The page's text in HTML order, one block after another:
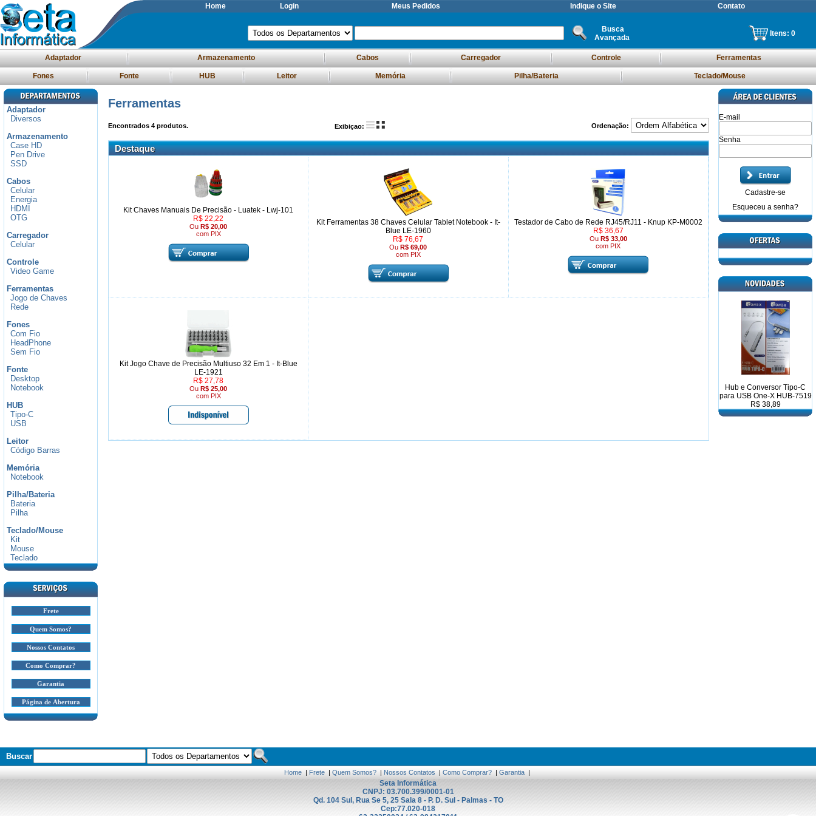
Home Login Meus Pedidos Indique o Site Contato
Busca
Avançada
Itens: 0
Adaptador Armazenamento Cabos Carregador Controle Ferramentas
Fones Fonte HUB Leitor Memória Pilha/Bateria Teclado/Mouse
Adaptador
Diversos
Armazenamento
Case HD
Pen Drive
SSD
Cabos
Celular
Energia
HDMI
OTG
Carregador
Celular
Controle
Video Game
Ferramentas
Jogo de Chaves
Rede
Fones
Com Fio
HeadPhone
Sem Fio
Fonte
Desktop
Notebook
HUB
Tipo-C
USB
Leitor
Código Barras
Memória
Notebook
Pilha/Bateria
Bateria
Pilha
Teclado/Mouse
Kit
Mouse
Teclado
Frete
Quem Somos?
Nossos Contatos
Como Comprar?
Garantia
Página de Abertura
Ferramentas
Encontrados 4 produtos. Exibiçao: Ordenação:
Destaque
Kit Chaves Manuais De Precisão - Luatek - Lwj-101
R$ 22,22
OuR$ 20,00
com PIX
Kit Ferramentas 38 Chaves Celular Tablet Notebook - It-
Blue LE-1960
R$ 76,67
OuR$ 69,00
com PIX
Testador de Cabo de Rede RJ45/RJ11 - Knup KP-M0002
R$ 36,67
Ou R$ 33,00
com PIX
Kit Jogo Chave de Precisão Multiuso 32 Em 1 - It-Blue
LE-1921
R$ 27,78
OuR$ 25,00
com PIX
E-mail
Senha
Cadastre-se
Esqueceu a senha?
Hub e Conversor Tipo-C
para USB One-X HUB-7519
R$ 38,89
Buscar
Home | Frete | Quem Somos? | Nossos Contatos | Como Comprar? | Garantia |
Seta Informática
CNPJ: 03.700.399/0001-01
Qd. 104 Sul, Rua Se 5, 25 Sala 8 - P. D. Sul - Palmas - TO
Cep:77.020-018